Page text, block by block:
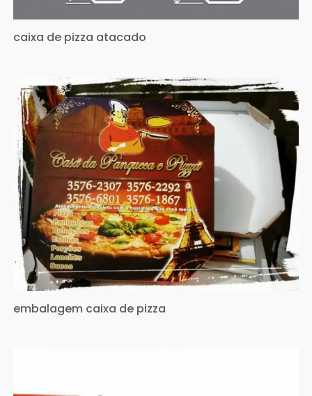
caixa de pizza atacado
embalagem caixa de pizza